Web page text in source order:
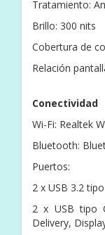
Tratamiento:
Brillo: 300 nits
Cobertura de
Relación
Conectividad
Wi-Fi: Realtek
Bluetooth:
Puertos:
2 x USB 3.2
2 x USB tipo
Delivery,